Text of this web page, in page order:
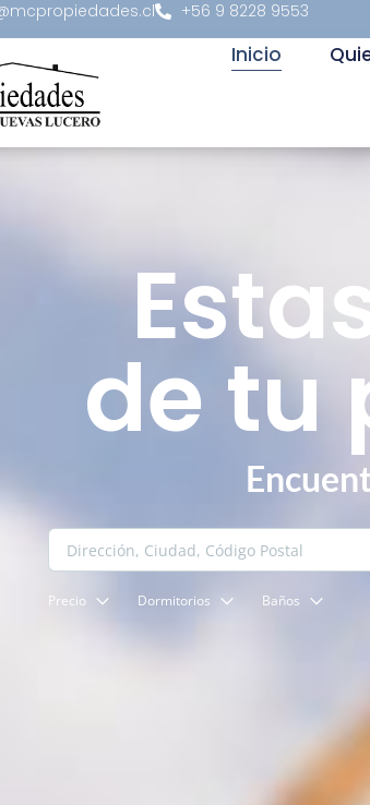
+56 9 8228 9553
Inicio
de tu
Precio Dormitorios Baños